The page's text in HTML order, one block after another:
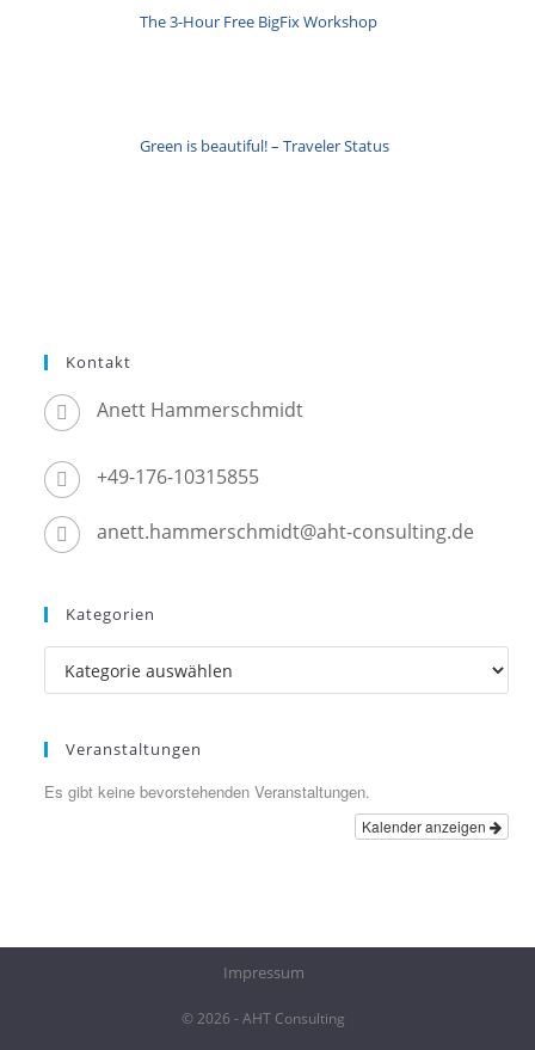
The 3-Hour Free BigFix Workshop
Green is beautiful! – Traveler Status
Kontakt
Anett Hammerschmidt
+49-176-10315855
anett.hammerschmidt@aht-consulting.de
Kategorien
Kategorien
Veranstaltungen
Es gibt keine bevorstehenden Veranstaltungen.
Kalender anzeigen
Impressum
© 2026 - AHT Consulting